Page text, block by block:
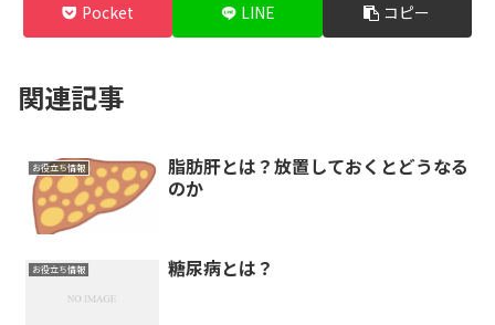
Pocket LINE コピー
関連記事
お役立ち情報
脂肪肝とは？放置しておくとどうなる
のか
お役立ち情報 糖尿病とは？